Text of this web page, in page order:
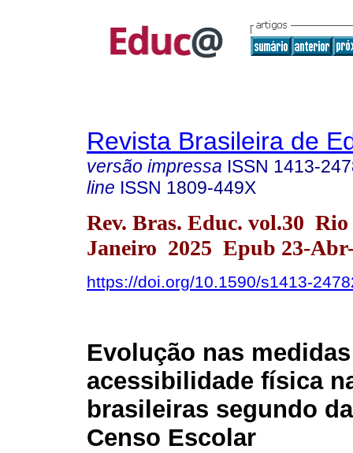
Revista Brasileira de
versão impressa ISSN 1413-
line ISSN 1809-449X
Rev. Bras. Educ. vol.30 Rio
Janeiro 2025 Epub 23-
https://doi.org/10.1590/s1413-
Evolução nas
acessibilidade física
brasileiras segundo
Censo Escolar